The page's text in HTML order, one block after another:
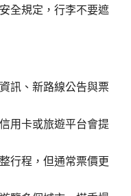
全規定，行李不要遮
訊、新路線公告與票
用卡或旅遊平台會提
行程，但通常票價更